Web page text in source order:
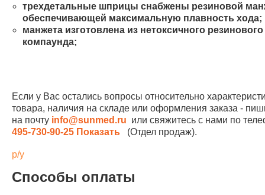
трехдетальные шприцы снабжены резиновой
обеспечивающей максимальную плавность хода;
манжета изготовлена из нетоксичного резинового
компаунда;
Если у Вас остались вопросы относительно
товара, наличия на складе или оформления заказа -
на почту info@sunmed.ru или свяжитесь с нами по
495-730-90-25 Показать (Отдел продаж).
р/у
Способы оплаты